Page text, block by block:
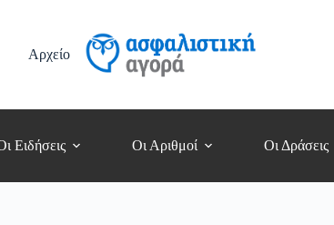
Αρχείο
Ειδήσεις Οι Αριθμοί Οι Δράσεις